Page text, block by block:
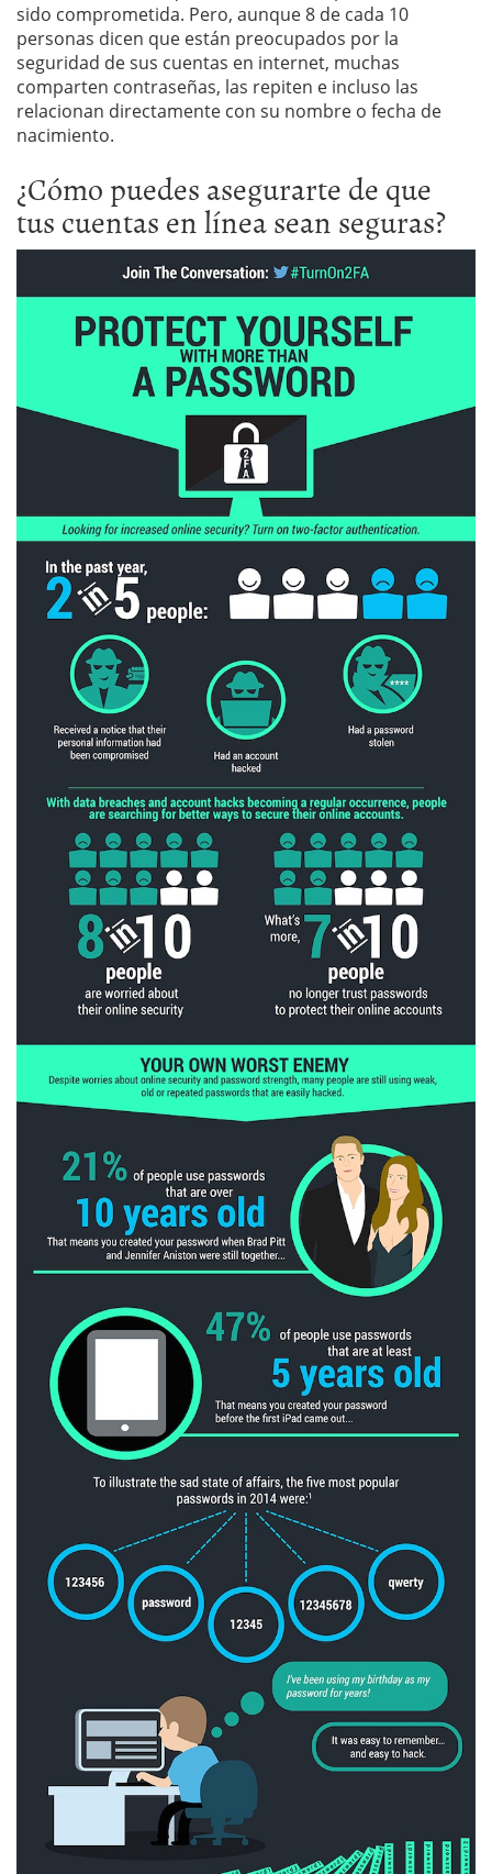
sido comprometida. Pero, aunque 8 de cada 10
personas dicen que están preocupados por la
seguridad de sus cuentas en internet, muchas
comparten contraseñas, las repiten e incluso las
relacionan directamente con su nombre o fecha de
nacimiento.
¿Cómo puedes asegurarte de que
tus cuentas en línea sean seguras?